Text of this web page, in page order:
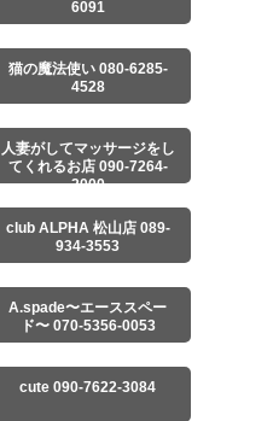
6091
猫の魔法使い 080-6285-
4528
人妻がしてマッサージをし
てくれるお店 090-7264-
2000
club ALPHA 松山店 089-
934-3553
A.spade〜エーススペー
ド〜 070-5356-0053
cute 090-7622-3084